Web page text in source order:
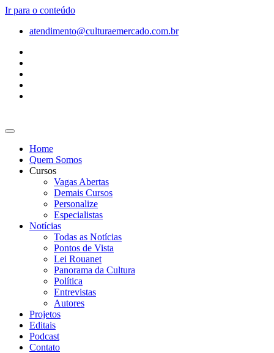
Ir para o conteúdo
atendimento@culturaemercado.com.br
Home
Quem Somos
Cursos
Vagas Abertas
Demais Cursos
Personalize
Especialistas
Notícias
Todas as Notícias
Pontos de Vista
Lei Rouanet
Panorama da Cultura
Política
Entrevistas
Autores
Projetos
Editais
Podcast
Contato